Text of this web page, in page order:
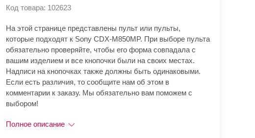
Код товара: 102623
На этой странице представлены пульт или пульты,
которые подходят к Sony CDX-M850MP. При выборе пульта
обязательно проверяйте, чтобы его форма совпадала с
вашим изделием и все кнопочки были на своих местах.
Надписи на кнопочках также должны быть одинаковыми.
Если есть различия, то сообщите нам об этом в
комментарии к заказу. Мы обязательно вам поможем с
выбором!
Полное описание